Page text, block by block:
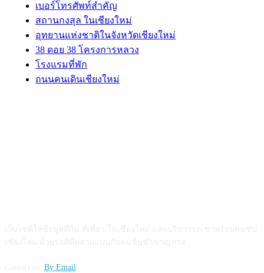
เบอร์โทรศัพท์สำคัญ
สถานกงสุล ในเชียงใหม่
อุทยานแห่งชาติในจังหวัดเชียงใหม่
38 ดอย 38 โครงการหลวง
โรงแรมที่พัก
ถนนคนเดินเชียงใหม่
By Email